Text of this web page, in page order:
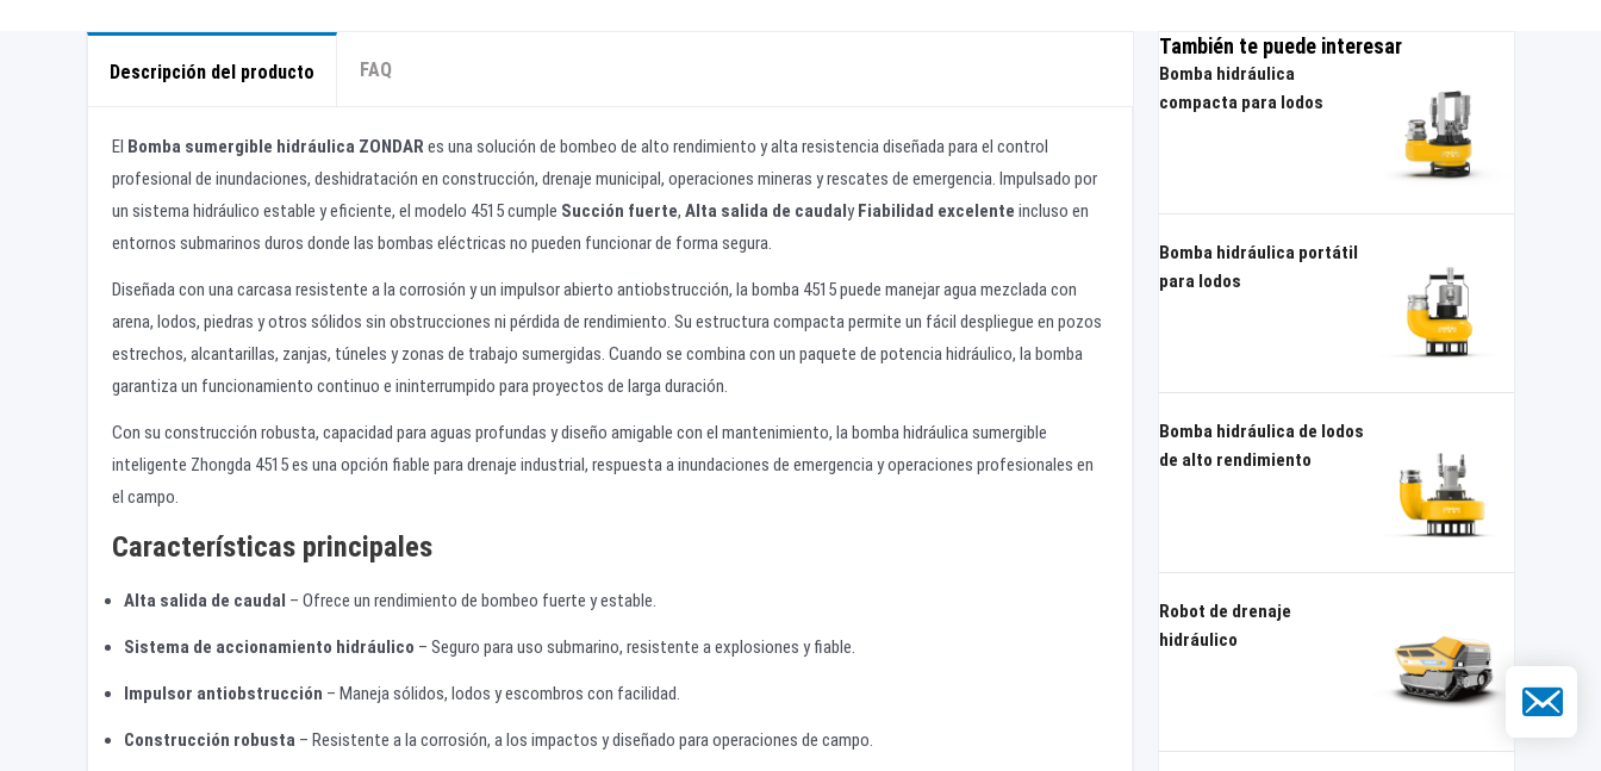
Descripción del producto FAQ
El Bomba sumergible hidráulica ZONDARes una solución de bombeo de alto rendimiento y alta resistencia diseñada para el control
profesional de inundaciones, deshidratación en construcción, drenaje municipal, operaciones mineras y rescates de emergencia. Impulsado por
un sistema hidráulico estable y eficiente, el modelo 4515 cumple Succión fuerte, Alta salida de caudalyFiabilidad excelente incluso en
entornos submarinos duros donde las bombas eléctricas no pueden funcionar de forma segura.
Diseñada con una carcasa resistente a la corrosión y un impulsor abierto antiobstrucción, la bomba 4515 puede manejar agua mezclada con
arena, lodos, piedras y otros sólidos sin obstrucciones ni pérdida de rendimiento. Su estructura compacta permite un fácil despliegue en pozos
estrechos, alcantarillas, zanjas, túneles y zonas de trabajo sumergidas. Cuando se combina con un paquete de potencia hidráulico, la bomba
garantiza un funcionamiento continuo e ininterrumpido para proyectos de larga duración.
Con su construcción robusta, capacidad para aguas profundas y diseño amigable con el mantenimiento, la bomba hidráulica sumergible
inteligente Zhongda 4515 es una opción fiable para drenaje industrial, respuesta a inundaciones de emergencia y operaciones profesionales en
el campo.
Características principales
Alta salida de caudal – Ofrece un rendimiento de bombeo fuerte y estable.
Sistema de accionamiento hidráulico – Seguro para uso submarino, resistente a explosiones y fiable.
Impulsor antiobstrucción – Maneja sólidos, lodos y escombros con facilidad.
Construcción robusta – Resistente a la corrosión, a los impactos y diseñado para operaciones de campo.
También te puede interesar
Bomba hidráulica
compacta para lodos
Bomba hidráulica portátil
para lodos
Bomba hidráulica de lodos
de alto rendimiento
Robot de drenaje
hidráulico
Correo